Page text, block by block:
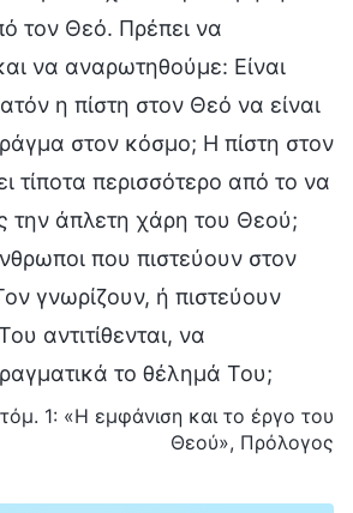
τον Θεό. Πρέπει να
να αναρωτηθούμε: Είναι
η πίστη στον Θεό να είναι
στον κόσμο; Η πίστη στον
τίποτα περισσότερο από το να
την άπλετη χάρη του Θεού;
που πιστεύουν στον
γνωρίζουν, ή πιστεύουν
αντιτίθενται, να
το θέλημά Του;
1: «Η εμφάνιση και το έργο του
Θεού», Πρόλογος